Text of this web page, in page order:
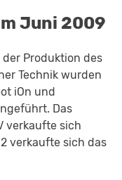
Juni 2009
der Produktion des
Technik wurden
iOn und
Das
verkaufte sich
verkaufte sich das